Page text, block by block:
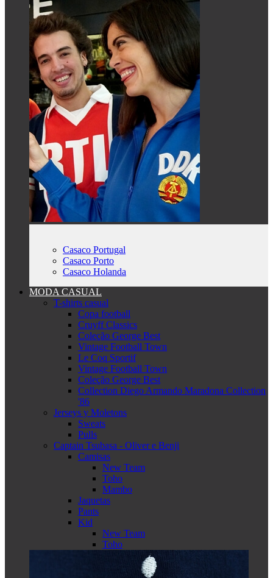
Casaco Portugal
Casaco Porto
Casaco Holanda
MODA CASUAL
T-shirts casual
Copa football
Cruyff Classics
Coleção George Best
Vintage Football Town
Le Coq Sportif
Vintage Football Town
Coleção George Best
Collection Diego Armando Maradona Collection
'86
Jerseys y Moletons
Sweats
Pulls
Captain Tsubasa - Oliver e Benji
Camisas
New Team
Toho
Mambo
Jaquetas
Pants
Kid
New Team
Toho